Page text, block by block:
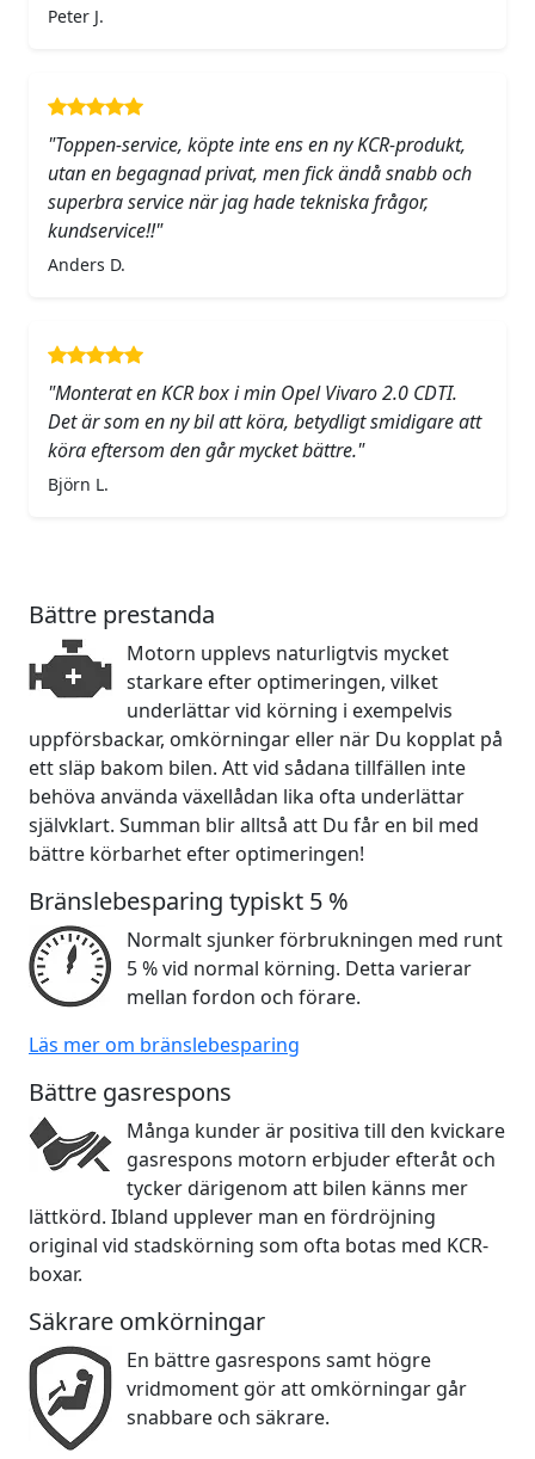
Peter J.
"Toppen-service, köpte inte ens en ny KCR-produkt,
utan en begagnad privat, men fick ändå snabb och
superbra service när jag hade tekniska frågor,
kundservice!!"
Anders D.
"Monterat en KCR box i min Opel Vivaro 2.0 CDTI.
Det är som en ny bil att köra, betydligt smidigare att
köra eftersom den går mycket bättre."
Björn L.
Bättre prestanda
Motorn upplevs naturligtvis mycket
starkare efter optimeringen, vilket
underlättar vid körning i exempelvis
uppförsbackar, omkörningar eller när Du kopplat på
ett släp bakom bilen. Att vid sådana tillfällen inte
behöva använda växellådan lika ofta underlättar
självklart. Summan blir alltså att Du får en bil med
bättre körbarhet efter optimeringen!
Bränslebesparing typiskt 5 %
Normalt sjunker förbrukningen med runt
5 % vid normal körning. Detta varierar
mellan fordon och förare.
Läs mer om bränslebesparing
Bättre gasrespons
Många kunder är positiva till den kvickare
gasrespons motorn erbjuder efteråt och
tycker därigenom att bilen känns mer
lättkörd. Ibland upplever man en fördröjning
original vid stadskörning som ofta botas med KCR-
boxar.
Säkrare omkörningar
En bättre gasrespons samt högre
vridmoment gör att omkörningar går
snabbare och säkrare.